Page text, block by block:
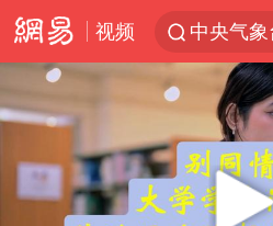
视频
中央气
成都多趟
路虎卫士